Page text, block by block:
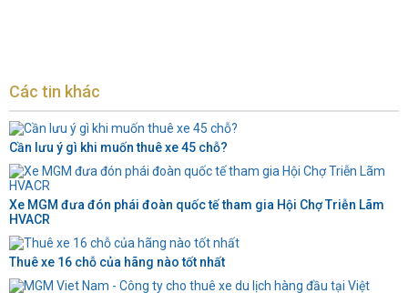
Các tin khác
Cần lưu ý gì khi muốn thuê xe 45 chỗ?
Xe MGM đưa đón phái đoàn quốc tế tham gia Hội Chợ Triễn Lãm
HVACR
Thuê xe 16 chỗ của hãng nào tốt nhất